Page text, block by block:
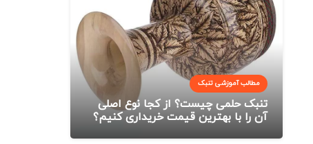
مطالب آموزشی تنبک
تنبک حلمی چیست؟ از کجا نوع اصلی
آن را با بهترین قیمت خریداری کنیم؟